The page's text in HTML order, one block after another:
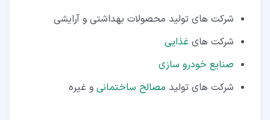
شرکت های تولید محصولات بهداشتی و آرایشی
شرکت های غذایی
صنایع خودرو سازی
شرکت های تولید مصالح ساختمانی و غیره